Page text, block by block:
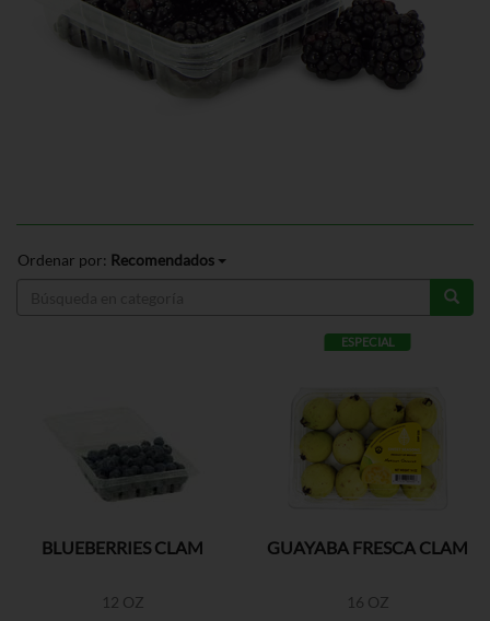
Ordenar por: Recomendados
BLUEBERRIES CLAM
12 OZ
ESPECIAL
GUAYABA FRESCA CLAM
16 OZ